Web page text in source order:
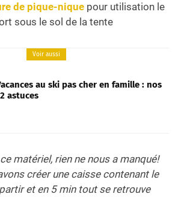
de pique-nique pour utilisation le
sous le sol de la tente
Voir aussi
au ski pas cher en famille : nos
astuces
matériel, rien ne nous a manqué!
créer une caisse contenant le
et en 5 min tout se retrouve